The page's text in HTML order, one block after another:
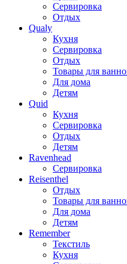
Сервировка
Отдых
Qualy
Кухня
Сервировка
Отдых
Товары для
Для дома
Детям
Quid
Кухня
Сервировка
Отдых
Детям
Ravenhead
Сервировка
Reisenthel
Отдых
Товары для
Для дома
Детям
Remember
Текстиль
Кухня